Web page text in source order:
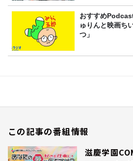
おすすめ
ゅりんと映画ち
つ」
この記事の番組情報
滋慶学園